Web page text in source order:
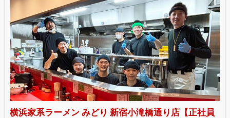
横浜家系ラーメン みどり 新宿小滝橋通り店【正社員